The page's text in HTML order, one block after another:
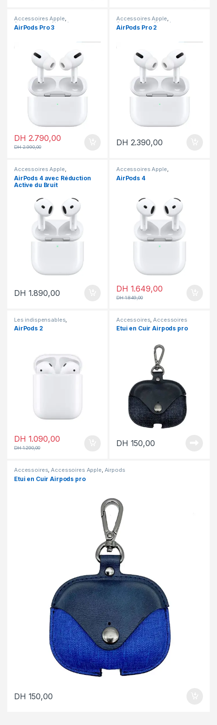
Accessoires Apple,
Accessoires Airpods
AirPods Pro 3
DH 2.790,00
DH2.990,00
Accessoires Apple,
Accessoires Airpods
AirPods Pro 2
DH 2.390,00
Accessoires Apple,
Accessoires Airpods
AirPods 4 avec Réduction
Active du Bruit
DH 1.890,00
Accessoires Apple,
Accessoires
AirPods 4
DH 1.649,00
DH1.849,00
Les indispensables
Accessoires Accessoires
Apple,Airpods
AirPods 2
DH 1.090,00
DH1.290,00
Accessoires Accessoires
Apple Airpods
Etui en Cuir Airpods pro
DH 150,00
Accessoires,Accessoires Apple, Airpods
Etui en Cuir Airpods pro
DH 150,00